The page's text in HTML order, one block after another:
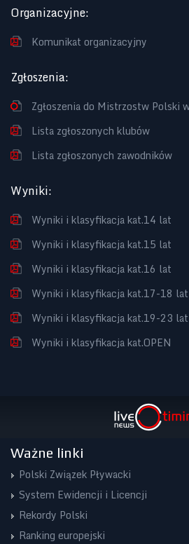
Organizacyjne:
Komunikat organizacyjny
Zgłoszenia:
Zgłoszenia do Mistrzostw Polski
Lista zgłoszonych klubów
Lista zgłoszonych zawodników
Wyniki:
Wyniki i klasyfikacja kat.14 lat
Wyniki i klasyfikacja kat.15 lat
Wyniki i klasyfikacja kat.16 lat
Wyniki i klasyfikacja kat.17-18 lat
Wyniki i klasyfikacja kat.19-23 lat
Wyniki i klasyfikacja kat.OPEN
Ważne linki
Polski Związek Pływacki
System Ewidencji i Licencji
Rekordy Polski
Ranking europejski